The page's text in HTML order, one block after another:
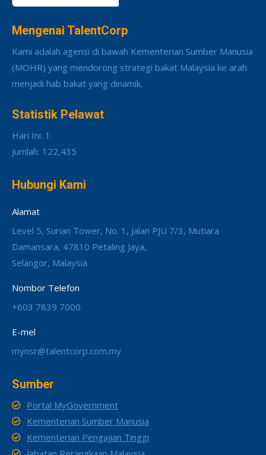
Mengenai TalentCorp
Kami adalah agensi di bawah Kementerian Sumber Manusia
(MOHR) yang mendorong strategi bakat Malaysia ke arah
menjadi hab bakat yang dinamik.
Statistik Pelawat
Hari Ini: 1
Jumlah: 122,435
Hubungi Kami
Alamat
Level 5, Surian Tower, No. 1, Jalan PJU 7/3, Mutiara
Damansara, 47810 Petaling Jaya,
Selangor, Malaysia
Nombor Telefon
+603 7839 7000
E-mel
mynsr@talentcorp.com.my
Sumber
Portal MyGovernment
Kementerian Sumber Manusia
Kementerian Pengajian Tinggi